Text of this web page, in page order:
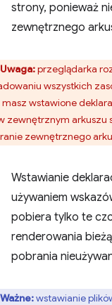
strony, ponieważ
zewnętrznego
Uwaga:przeglądarka
wszystkich
masz wstawione
zewnętrznym arkuszu
zewnętrznego
Wstawianie
używaniem
pobiera tylko te
renderowania
pobrania
Ważne:wstawianie